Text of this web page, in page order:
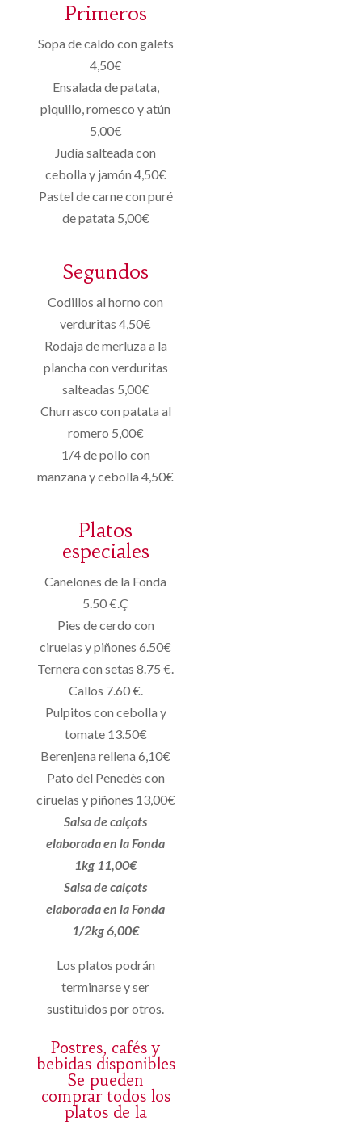
Primeros
Sopa de caldo con galets
4,50€
Ensalada de patata,
piquillo, romesco y atún
5,00€
Judía salteada con
cebolla y jamón 4,50€
Pastel de carne con puré
de patata 5,00€
Segundos
Codillos al horno con
verduritas 4,50€
Rodaja de merluza a la
plancha con verduritas
salteadas 5,00€
Churrasco con patata al
romero 5,00€
1/4 de pollo con
manzana y cebolla 4,50€
Platos
especiales
Canelones de la Fonda
5.50 €.Ç
Pies de cerdo con
ciruelas y piñones 6.50€
Ternera con setas 8.75 €.
Callos 7.60 €.
Pulpitos con cebolla y
tomate 13.50€
Berenjena rellena 6,10€
Pato del Penedès con
ciruelas y piñones 13,00€
Salsa de calçots
elaborada en la Fonda
1kg 11,00€
Salsa de calçots
elaborada en la Fonda
1/2kg 6,00€
Los platos podrán
terminarse y ser
sustituidos por otros.
Postres, cafés y
bebidas disponibles
Se pueden
comprar todos los
platos de la